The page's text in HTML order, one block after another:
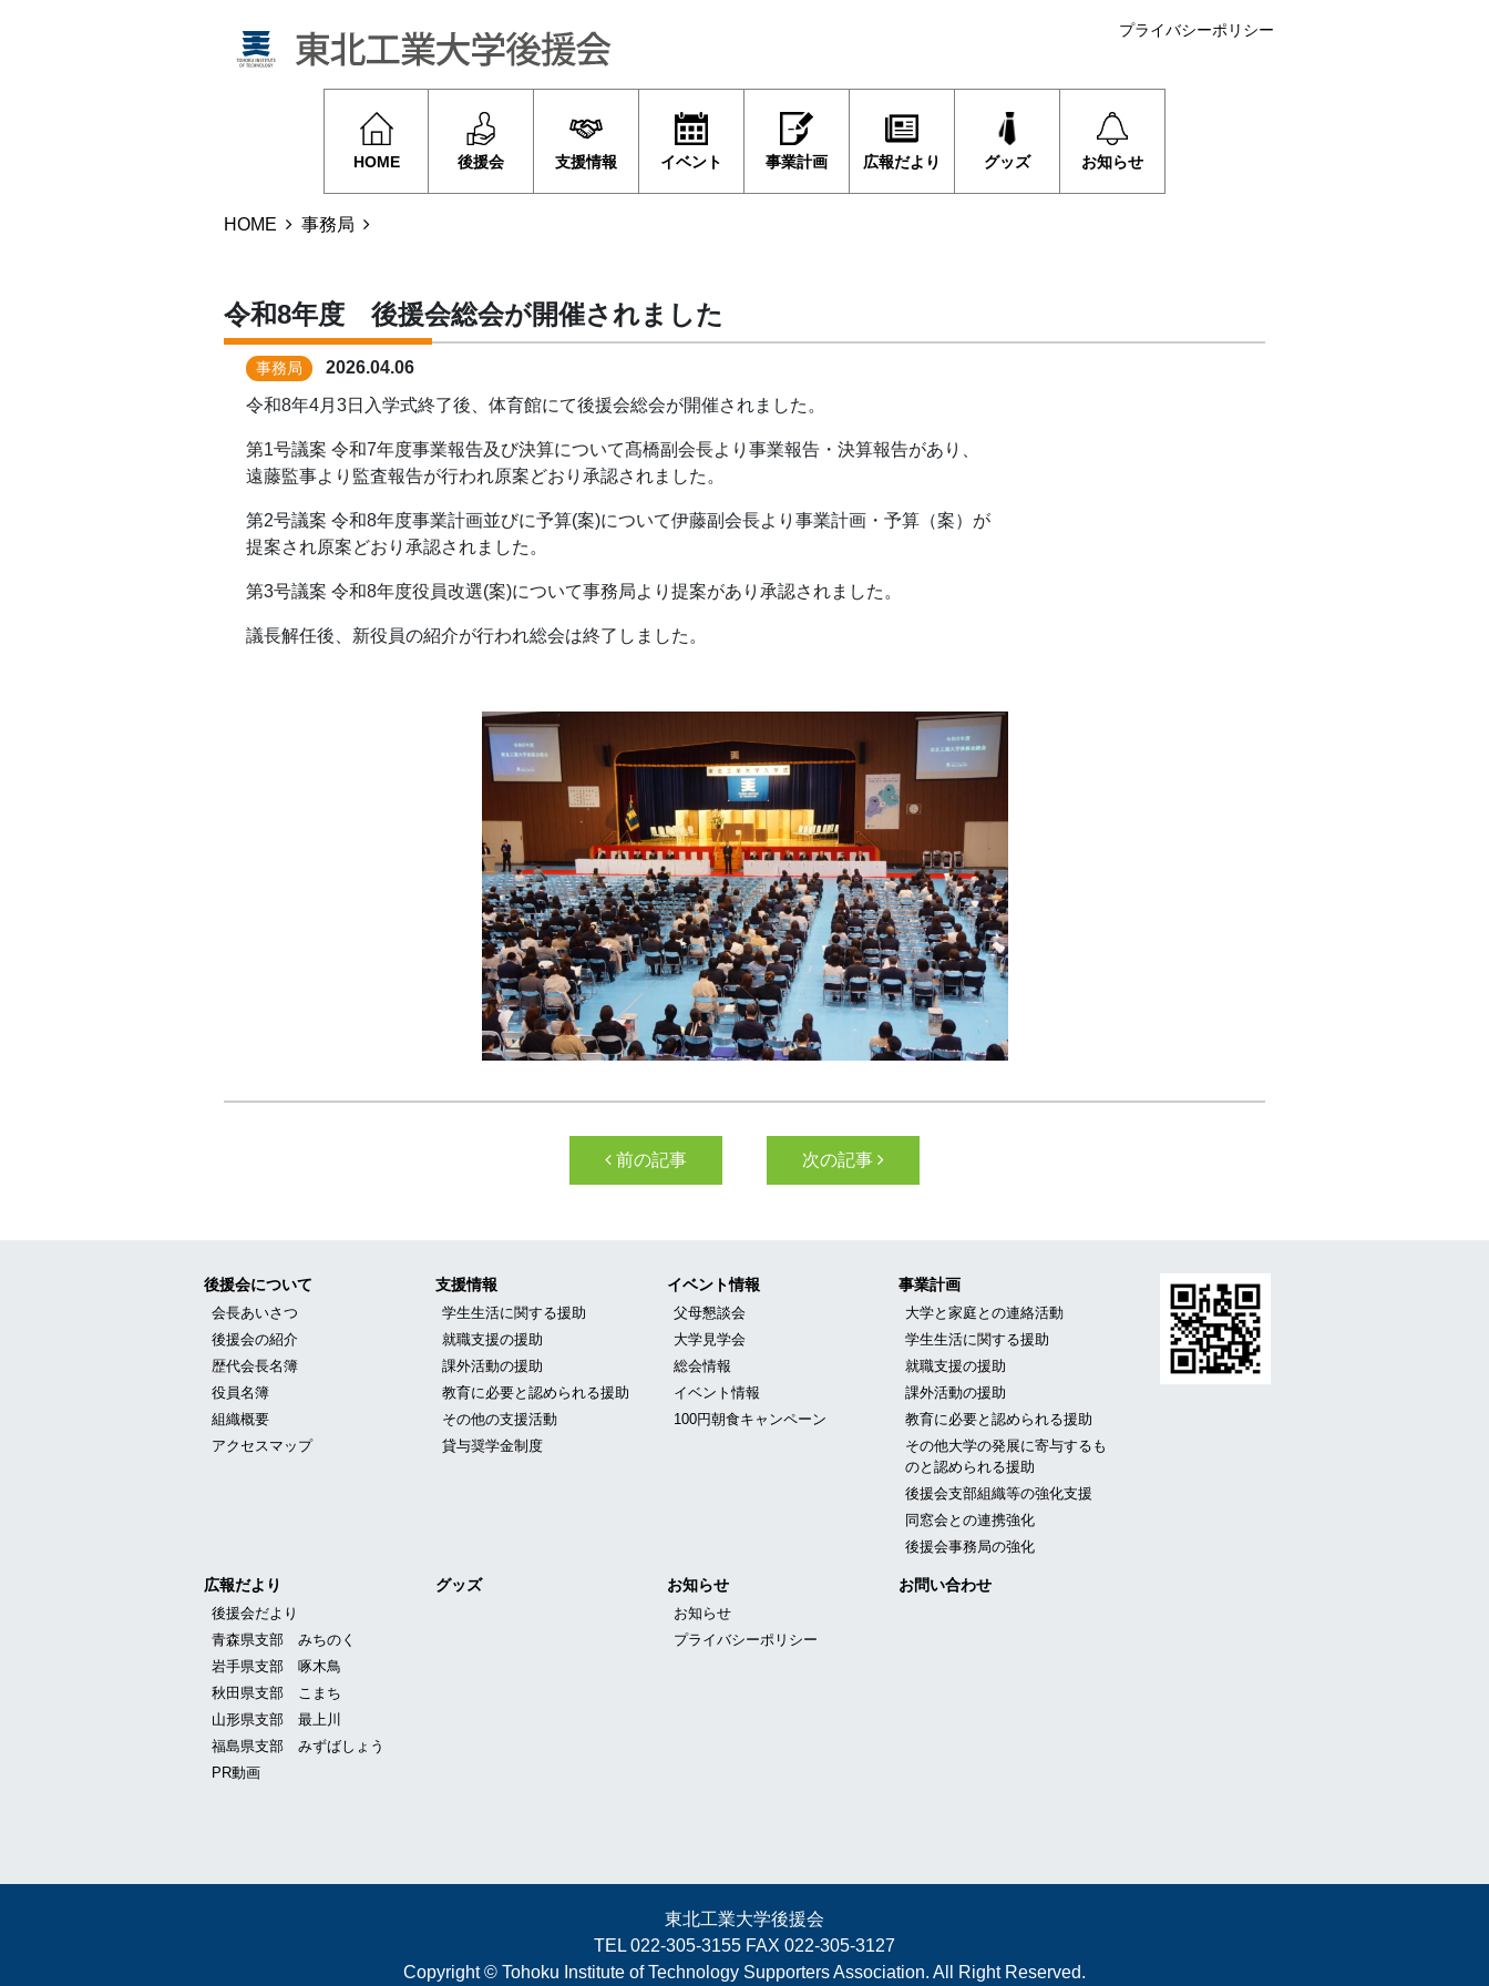
プライバシーポリシー
HOME 後援会 支援情報 イベント 事業計画 広報だより グッズ お知らせ
HOME 事務局
令和8年度 後援会総会が開催されました
事務局
2026.04.06
令和8年4月3日入学式終了後、体育館にて後援会総会が開催されました。
第1号議案 令和7年度事業報告及び決算について髙橋副会長より事業報告・決算報告があり、
遠藤監事より監査報告が行われ原案どおり承認されました。
第2号議案 令和8年度事業計画並びに予算(案)について伊藤副会長より事業計画・予算（案）が
提案され原案どおり承認されました。
第3号議案 令和8年度役員改選(案)について事務局より提案があり承認されました。
議長解任後、新役員の紹介が行われ総会は終了しました。
前の記事 次の記事
後援会について
会長あいさつ
後援会の紹介
歴代会長名簿
役員名簿
組織概要
アクセスマップ
支援情報
学生生活に関する援助
就職支援の援助
課外活動の援助
教育に必要と認められる援助
その他の支援活動
貸与奨学金制度
イベント情報
父母懇談会
大学見学会
総会情報
イベント情報
100円朝食キャンペーン
事業計画
大学と家庭との連絡活動
学生生活に関する援助
就職支援の援助
課外活動の援助
教育に必要と認められる援助
その他大学の発展に寄与するも
のと認められる援助
後援会支部組織等の強化支援
同窓会との連携強化
後援会事務局の強化
広報だより
後援会だより
青森県支部 みちのく
岩手県支部 啄木鳥
秋田県支部 こまち
山形県支部 最上川
福島県支部 みずばしょう
PR動画
グッズ お知らせ
お知らせ
プライバシーポリシー
お問い合わせ
東北工業大学後援会
TEL 022-305-3155 FAX 022-305-3127
Copyright © Tohoku Institute of Technology Supporters Association. All Right Reserved.